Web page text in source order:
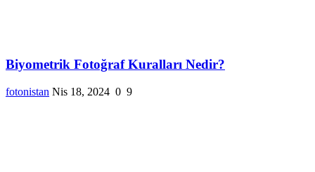
Biyometrik Fotoğraf Kuralları Nedir?
fotonistan Nis 18, 2024 0 9